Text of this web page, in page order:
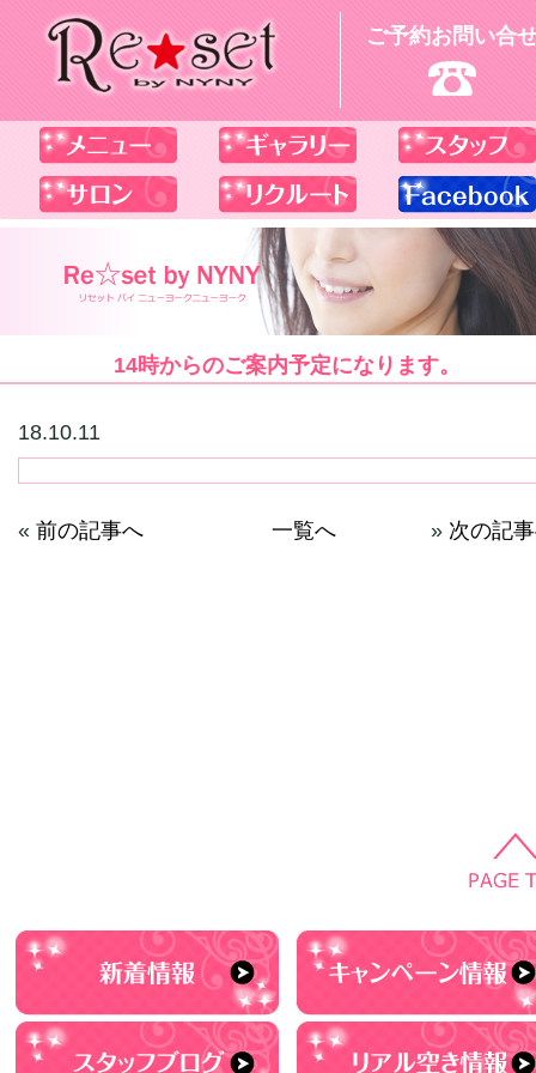
ご予約お問い合
14時からのご案内予定になります。
18.10.11
« 前の記事へ 一覧へ » 次の記